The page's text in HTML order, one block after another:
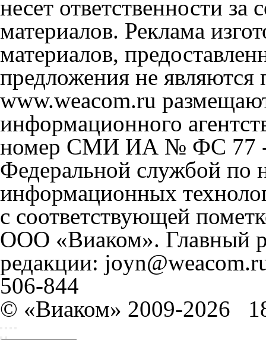
несет ответственности
материалов. Реклама
материалов,
предложения не
www.weacom.ru
информационного
номер СМИ ИА № ФС 77 -
Федеральной службой по
информационных
с соответствующей
ООО «Виаком». Главный
редакции:
506-844
© «Виаком» 2009-2026